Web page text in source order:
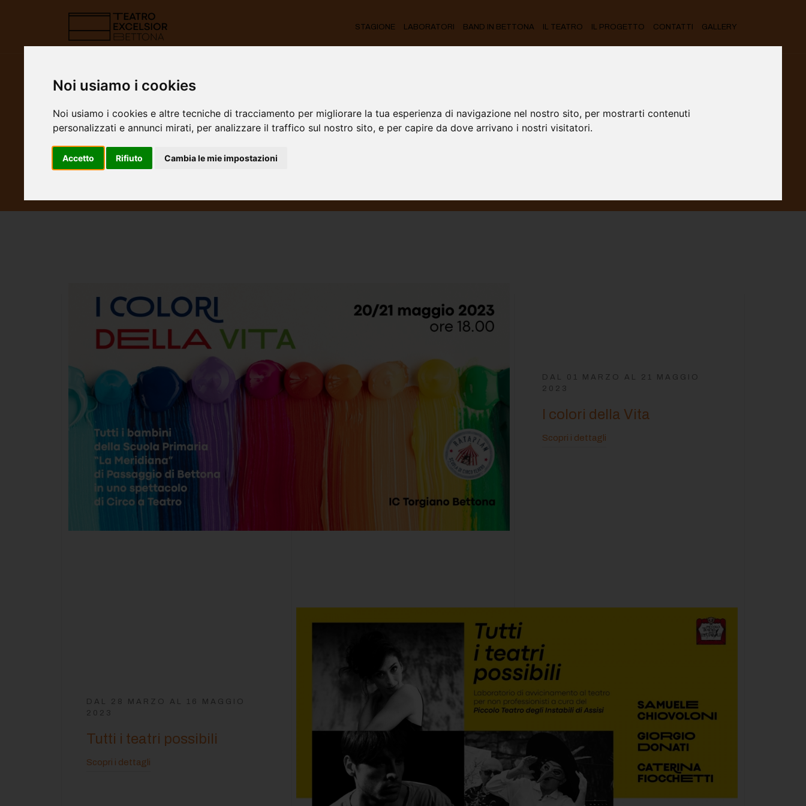
Noi usiamo i cookies
Noi usiamo i cookies e altre tecniche di tracciamento per migliorare la tua esperienza di navigazione nel nostro sito, per mostrarti contenuti
personalizzati e annunci mirati, per analizzare il traffico sul nostro sito, e per capire da dove arrivano i nostri visitatori.
Accetto Rifiuto Cambia le mie impostazioni
STAGIONE LABORATORI BAND IN BETTONA IL TEATRO IL PROGETTO CONTATTI GALLERY
LABORATORI
DAL 01 MARZO AL 21 MAGGIO
2023
I colori della Vita
Scopri i dettagli
DAL 28 MARZO AL 16 MAGGIO
2023
Tutti i teatri possibili
Scopri i dettagli